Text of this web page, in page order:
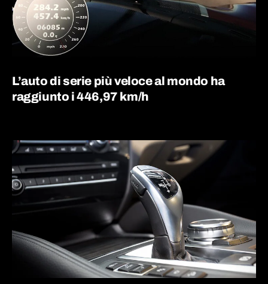
L’auto di serie più veloce al mondo ha
raggiunto i 446,97 km/h